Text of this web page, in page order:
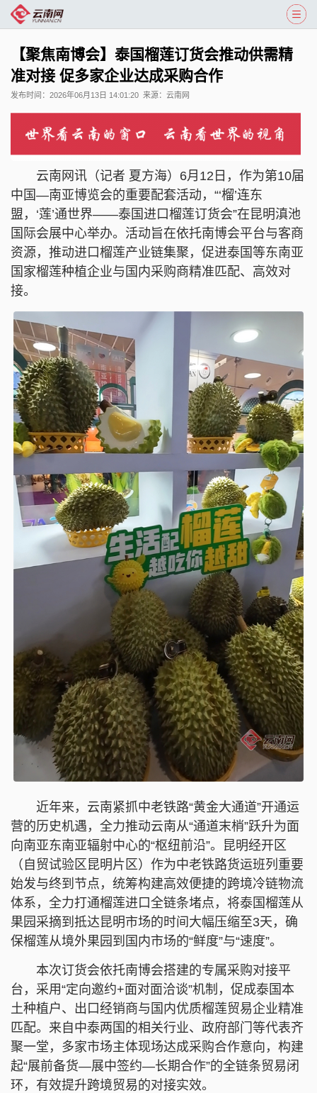
【聚焦南博会】泰国榴莲订货会推动供需精
准对接 促多家企业达成采购合作
发布时间： 2026年06月13日 14:01:20 来源： 云南网
云南网讯（记者 夏方海）6月12日，作为第10届
中国—南亚博览会的重要配套活动，“‘榴’连东
盟，‘莲’通世界——泰国进口榴莲订货会”在昆明滇池
国际会展中心举办。活动旨在依托南博会平台与客商
资源，推动进口榴莲产业链集聚，促进泰国等东南亚
国家榴莲种植企业与国内采购商精准匹配、高效对
接。
近年来，云南紧抓中老铁路“黄金大通道”开通运
营的历史机遇，全力推动云南从“通道末梢”跃升为面
向南亚东南亚辐射中心的“枢纽前沿”。昆明经开区
（自贸试验区昆明片区）作为中老铁路货运班列重要
始发与终到节点，统筹构建高效便捷的跨境冷链物流
体系，全力打通榴莲进口全链条堵点，将泰国榴莲从
果园采摘到抵达昆明市场的时间大幅压缩至3天，确
保榴莲从境外果园到国内市场的“鲜度”与“速度”。
本次订货会依托南博会搭建的专属采购对接平
台，采用“定向邀约+面对面洽谈”机制，促成泰国本
土种植户、出口经销商与国内优质榴莲贸易企业精准
匹配。来自中泰两国的相关行业、政府部门等代表齐
聚一堂，多家市场主体现场达成采购合作意向，构建
起“展前备货—展中签约—长期合作”的全链条贸易闭
环，有效提升跨境贸易的对接实效。